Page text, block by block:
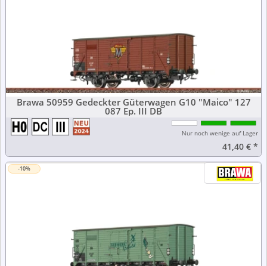
Brawa 50959 Gedeckter Güterwagen G10 "Maico" 127
087 Ep. III DB
Nur noch wenige auf Lager
41,40 €*
-10%